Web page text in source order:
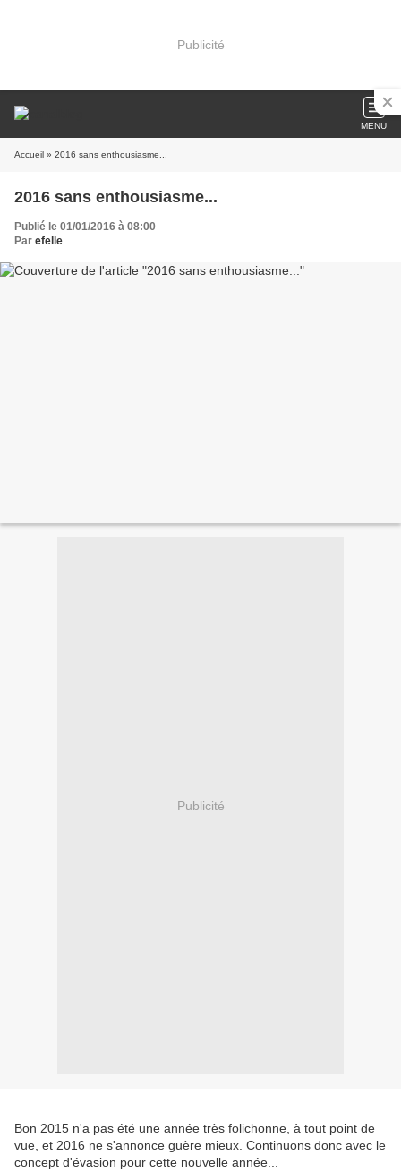
Publicité
MENU
Accueil » 2016 sans enthousiasme...
2016 sans enthousiasme...
Publié le 01/01/2016 à 08:00
Par efelle
Publicité
Bon 2015 n'a pas été une année très folichonne, à tout point de
vue, et 2016 ne s'annonce guère mieux. Continuons donc avec le
concept d'évasion pour cette nouvelle année...